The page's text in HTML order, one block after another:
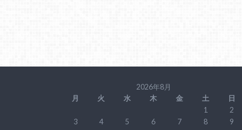
2026年8月
月
火 水 木 金 土
日
1
2
3
4 5 6 7 8
9